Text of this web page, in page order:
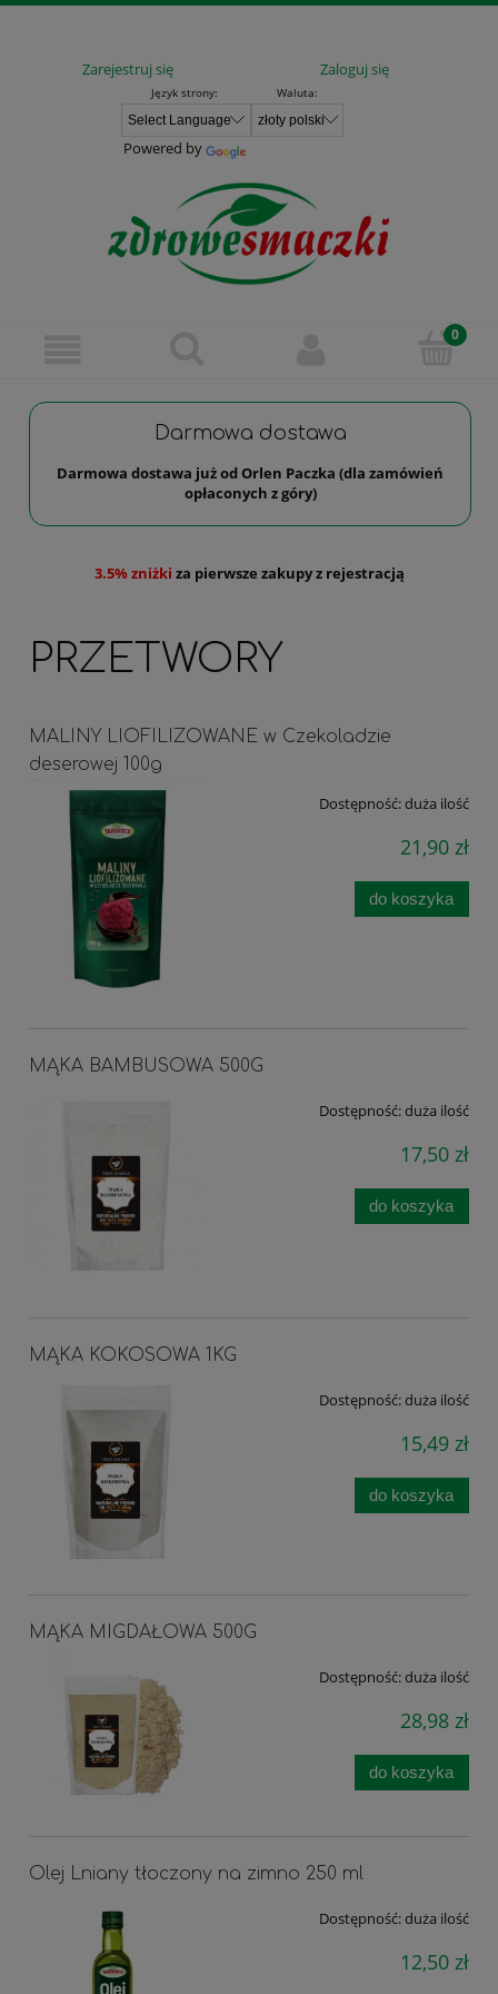
Zarejestruj się Zaloguj się
Język strony:
Powered by
Waluta:
Darmowa dostawa
Darmowa dostawa już od Orlen Paczka (dla zamówień
opłaconych z góry)
3.5% zniżki za pierwsze zakupy z rejestracją
PRZETWORY
MALINY LIOFILIZOWANE w Czekoladzie
deserowej 100g
Dostępność:duża ilość
21,90 zł
do koszyka
MĄKA BAMBUSOWA 500G
Dostępność:duża ilość
17,50 zł
do koszyka
MĄKA KOKOSOWA 1KG
Dostępność:duża ilość
15,49 zł
do koszyka
MĄKA MIGDAŁOWA 500G
Dostępność:duża ilość
28,98 zł
do koszyka
Olej Lniany tłoczony na zimno 250 ml
Dostępność:duża ilość
12,50 zł